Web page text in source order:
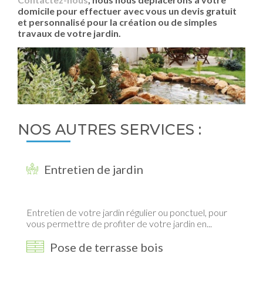
domicile pour effectuer avec vous un devis gratuit
et personnalisé pour la création ou de simples
travaux de votre jardin.
NOS AUTRES SERVICES :
Entretien de jardin
Entretien de votre jardin régulier ou ponctuel, pour
vous permettre de profiter de votre jardin en...
Pose de terrasse bois